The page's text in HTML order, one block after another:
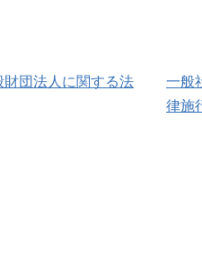
団法人に関する法
一般
律施